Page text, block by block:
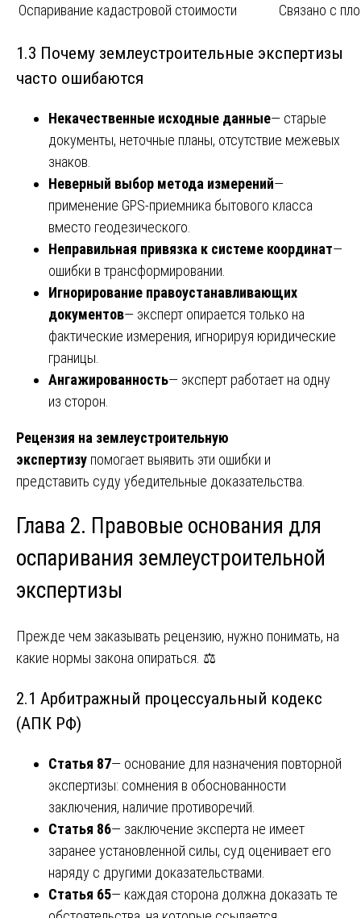
Оспаривание кадастровой стоимости
Связано с
1.3 Почему землеустроительные экспертизы
часто ошибаются
Некачественные исходные данные— старые
документы, неточные планы, отсутствие межевых
знаков.
Неверный выбор метода измерений—
применение GPS-приемника бытового класса
вместо геодезического.
Неправильная привязка к системе координат—
ошибки в трансформировании.
Игнорирование правоустанавливающих
документов— эксперт опирается только на
фактические измерения, игнорируя юридические
границы.
Ангажированность— эксперт работает на одну
из сторон.
Рецензия на землеустроительную
экспертизу помогает выявить эти ошибки и
представить суду убедительные доказательства.
Глава 2. Правовые основания для
оспаривания землеустроительной
экспертизы
Прежде чем заказывать рецензию, нужно понимать, на
какие нормы закона опираться. ⚖️
2.1 Арбитражный процессуальный кодекс
(АПК РФ)
Статья 87— основание для назначения повторной
экспертизы: сомнения в обоснованности
заключения, наличие противоречий.
Статья 86— заключение эксперта не имеет
заранее установленной силы, суд оценивает его
наряду с другими доказательствами.
Статья 65— каждая сторона должна доказать те